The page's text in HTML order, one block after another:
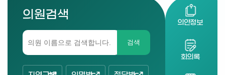
의원검색
검색
의안정보
회의록